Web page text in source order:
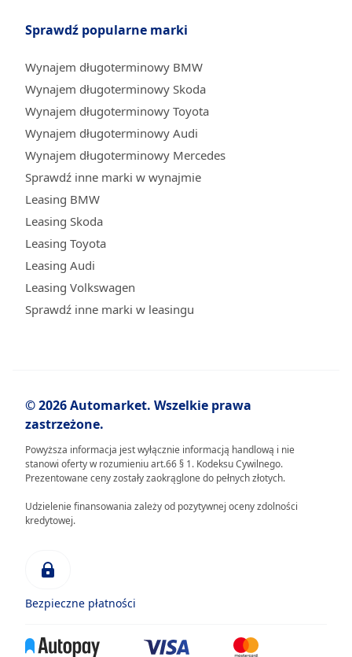
Sprawdź popularne marki
Wynajem długoterminowy BMW
Wynajem długoterminowy Skoda
Wynajem długoterminowy Toyota
Wynajem długoterminowy Audi
Wynajem długoterminowy Mercedes
Sprawdź inne marki w wynajmie
Leasing BMW
Leasing Skoda
Leasing Toyota
Leasing Audi
Leasing Volkswagen
Sprawdź inne marki w leasingu
© 2026 Automarket. Wszelkie prawa
zastrzeżone.
Powyższa informacja jest wyłącznie informacją handlową i nie
stanowi oferty w rozumieniu art.66 § 1. Kodeksu Cywilnego.
Prezentowane ceny zostały zaokrąglone do pełnych złotych.
Udzielenie finansowania zależy od pozytywnej oceny zdolności
kredytowej.
Bezpieczne płatności